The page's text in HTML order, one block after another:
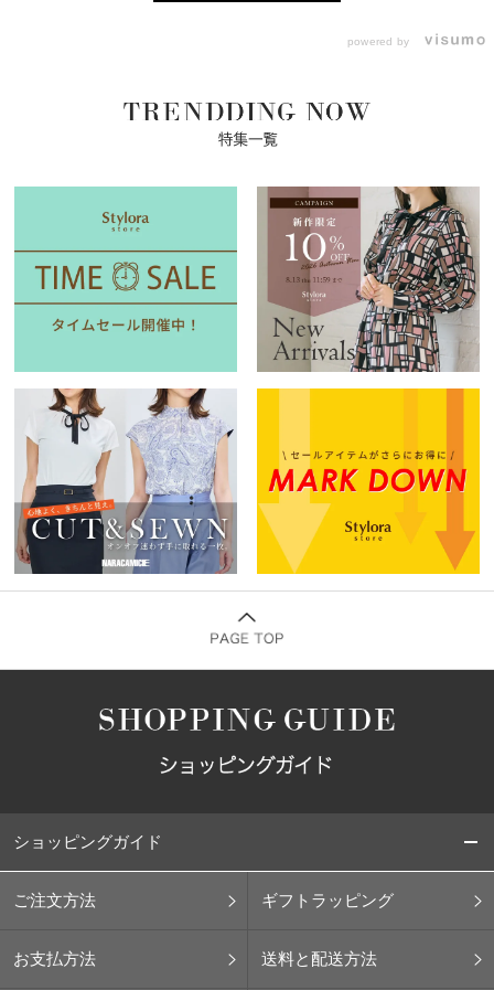
powered by
ショッピングガイド
ご注文方法 ギフトラッピング
お支払方法 送料と配送方法